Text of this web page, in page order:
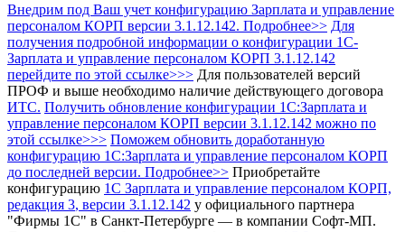
Внедрим под Ваш учет конфигурацию Зарплата и управление
персоналом КОРП версии 3.1.12.142. Подробнее>> Для
получения подробной информации о конфигурации 1С-
Зарплата и управление персоналом КОРП 3.1.12.142
перейдите по этой ссылке>>> Для пользователей версий
ПРОФ и выше необходимо наличие действующего договора
ИТС. Получить обновление конфигурации 1С:Зарплата и
управление персоналом КОРП версии 3.1.12.142 можно по
этой ссылке>>> Поможем обновить доработанную
конфигурацию 1С:Зарплата и управление персоналом КОРП
до последней версии. Подробнее>> Приобретайте
конфигурацию 1С Зарплата и управление персоналом КОРП,
редакция 3, версии 3.1.12.142 у официального партнера
"Фирмы 1С" в Санкт-Петербурге — в компании Софт-МП.